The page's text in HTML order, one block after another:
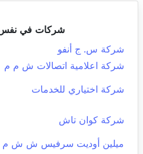
شركات في نفس
شركة س. ج أنفو
شركة اعلامية اتصالات ش م م
شركة اختياري للخدمات
شركة كوان تاش
ميلين أوديت سرفيس ش ش م